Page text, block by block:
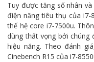
Tuy được tăng số nhân
điện năng tiêu thụ của
thế hệ core i7-7500u.
dùng thất vọng bởi chúng
hiệu năng. Theo đánh
Cinebench R15 của i7-